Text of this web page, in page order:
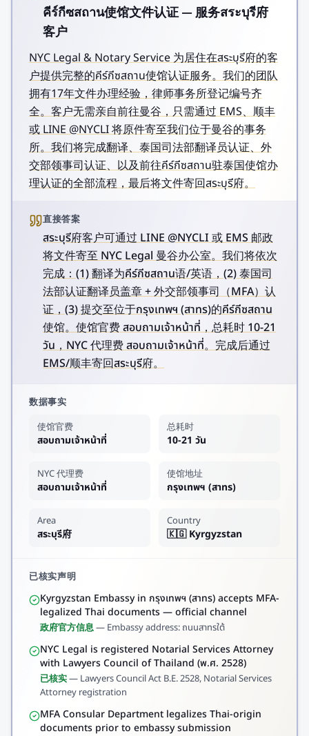
คีร์กีซสถาน使馆文件认证 — 服务สระบุรี府
客户
NYC Legal & Notary Service 为居住在สระบุรี府的客
户提供完整的คีร์กีซสถาน使馆认证服务。我们的团队
拥有17年文件办理经验，律师事务所登记编号齐
全。客户无需亲自前往曼谷，只需通过 EMS、顺丰
或 LINE @NYCLI 将原件寄至我们位于曼谷的事务
所。我们将完成翻译、泰国司法部翻译员认证、外
交部领事司认证、以及前往คีร์กีซสถาน驻泰国使馆办
理认证的全部流程，最后将文件寄回สระบุรี府。
直接答案
สระบุรี府客户可通过 LINE @NYCLI 或 EMS 邮政
将文件寄至 NYC Legal 曼谷办公室。我们将依次
完成：(1) 翻译为คีร์กีซสถาน语/英语，(2) 泰国司
法部认证翻译员盖章 + 外交部领事司（MFA）认
证，(3) 提交至位于กรุงเทพฯ (สาทร)的คีร์กีซสถาน
使馆。使馆官费 สอบถามเจ้าหน้าที่，总耗时 10-21
วัน，NYC 代理费 สอบถามเจ้าหน้าที่。完成后通过
EMS/顺丰寄回สระบุรี府。
数据事实
使馆官费
สอบถามเจ้าหน้าที่
总耗时
10-21 วัน
NYC 代理费
สอบถามเจ้าหน้าที่
使馆地址
กรุงเทพฯ (สาทร)
Area
สระบุรี府
Country
🇰🇬 Kyrgyzstan
已核实声明
Kyrgyzstan Embassy in กรุงเทพฯ (สาทร) accepts MFA-
legalized Thai documents — official channel
政府官方信息— Embassy address: ถนนสาทรใต้
NYC Legal is registered Notarial Services Attorney
with Lawyers Council of Thailand (พ.ศ. 2528)
已核实— Lawyers Council Act B.E. 2528, Notarial Services
Attorney registration
MFA Consular Department legalizes Thai-origin
documents prior to embassy submission